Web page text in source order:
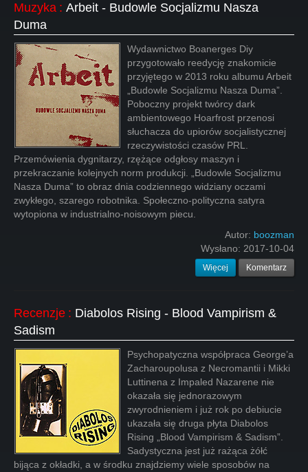
Muzyka : Arbeit - Budowle Socjalizmu Nasza
Duma
Wydawnictwo Boanerges Diy
przygotowało reedycję znakomicie
przyjętego w 2013 roku albumu Arbeit
„Budowle Socjalizmu Nasza Duma”.
Poboczny projekt twórcy dark
ambientowego Hoarfrost przenosi
słuchacza do upiorów socjalistycznej
rzeczywistości czasów PRL.
Przemówienia dygnitarzy, rzężące odgłosy maszyn i
przekraczanie kolejnych norm produkcji. „Budowle Socjalizmu
Nasza Duma” to obraz dnia codziennego widziany oczami
zwykłego, szarego robotnika. Społeczno-polityczna satyra
wytopiona w industrialno-noisowym piecu.
Autor: boozman
Wysłano: 2017-10-04
Więcej Komentarz
Recenzje : Diabolos Rising - Blood Vampirism &
Sadism
Psychopatyczna współpraca George’a
Zacharoupolusa z Necromantii i Mikki
Luttinena z Impaled Nazarene nie
okazała się jednorazowym
zwyrodnieniem i już rok po debiucie
ukazała się druga płyta Diabolos
Rising „Blood Vampirism & Sadism”.
Sadystyczna jest już rażąca żółć
bijąca z okładki, a w środku znajdziemy wiele sposobów na